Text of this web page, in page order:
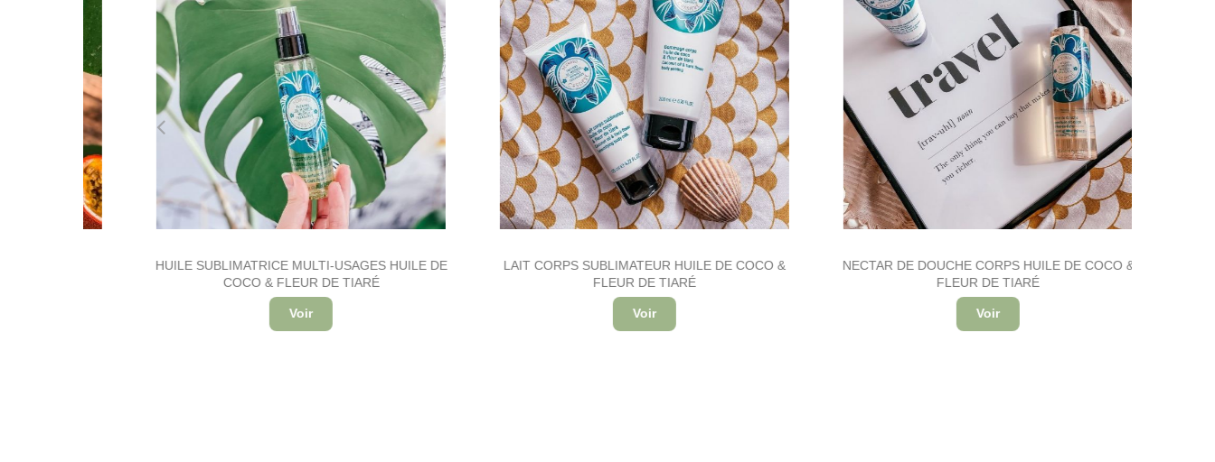
HUILE SUBLIMATRICE MULTI-USAGES HUILE DE
COCO & FLEUR DE TIARÉ
LAIT CORPS SUBLIMATEUR HUILE DE COCO &
FLEUR DE TIARÉ
NECTAR DE DOUCHE CORPS HUILE DE COCO &
FLEUR DE TIARÉ